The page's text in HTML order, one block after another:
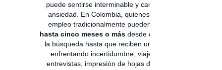
puede sentirse interminable y cargado de
ansiedad. En Colombia, quienes buscan
empleo tradicionalmente pueden invertir
hasta cinco meses o más desde que inician
la búsqueda hasta que reciben una oferta,
enfrentando incertidumbre, viajes para
entrevistas, impresión de hojas de vida y,